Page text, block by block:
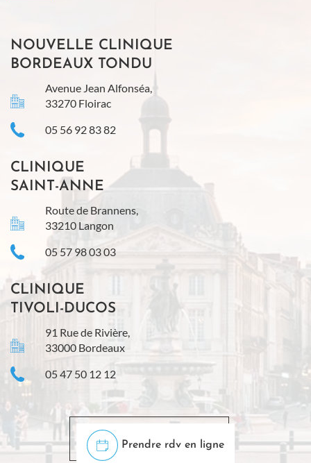
NOUVELLE CLINIQUE
BORDEAUX TONDU
Avenue Jean Alfonséa,
33270 Floirac
05 56 92 83 82
CLINIQUE
SAINT-ANNE
Route de Brannens,
33210 Langon
05 57 98 03 03
CLINIQUE
TIVOLI-DUCOS
91 Rue de Rivière,
33000 Bordeaux
05 47 50 12 12
Prendre rdv en ligne